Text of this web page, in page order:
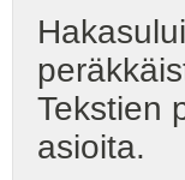
Tekstien
asioita.